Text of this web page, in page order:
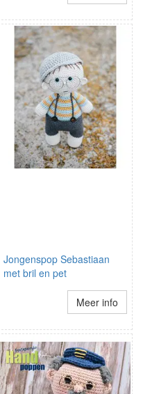
Jongenspop Sebastiaan
met bril en pet
Meer info